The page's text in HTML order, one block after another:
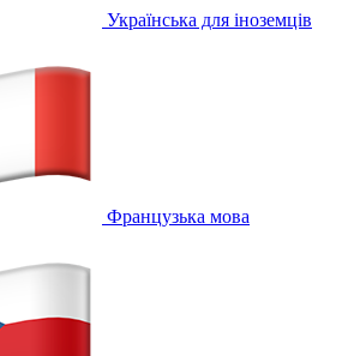
Українська для іноземців
Французька мова